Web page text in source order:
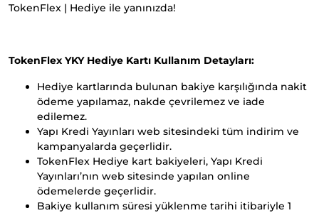
TokenFlex | Hediye ile yanınızda!
TokenFlex YKY Hediye Kartı Kullanım Detayları:
Hediye kartlarında bulunan bakiye karşılığında nakit
ödeme yapılamaz, nakde çevrilemez ve iade
edilemez.
Yapı Kredi Yayınları web sitesindeki tüm indirim ve
kampanyalarda geçerlidir.
TokenFlex Hediye kart bakiyeleri, Yapı Kredi
Yayınları’nın web sitesinde yapılan online
ödemelerde geçerlidir.
Bakiye kullanım süresi yüklenme tarihi itibariyle 1